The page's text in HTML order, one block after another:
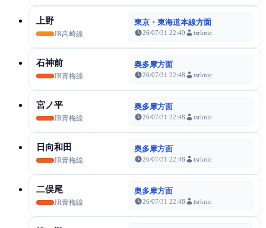
上野
JR高崎線
東京・東海道本線方面
26/07/31 22:49 tsrknic
石神前
JR青梅線
奥多摩方面
26/07/31 22:48 tsrknic
宮ノ平
JR青梅線
奥多摩方面
26/07/31 22:48 tsrknic
日向和田
JR青梅線
奥多摩方面
26/07/31 22:48 tsrknic
二俣尾
JR青梅線
奥多摩方面
26/07/31 22:48 tsrknic